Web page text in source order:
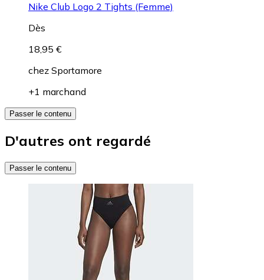
Nike Club Logo 2 Tights (Femme)
Dès
18,95 €
chez Sportamore
+1 marchand
Passer le contenu
D'autres ont regardé
Passer le contenu